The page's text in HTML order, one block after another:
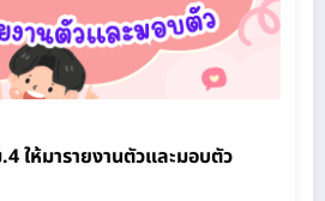
ให้มารายงานตัวและมอบตัว